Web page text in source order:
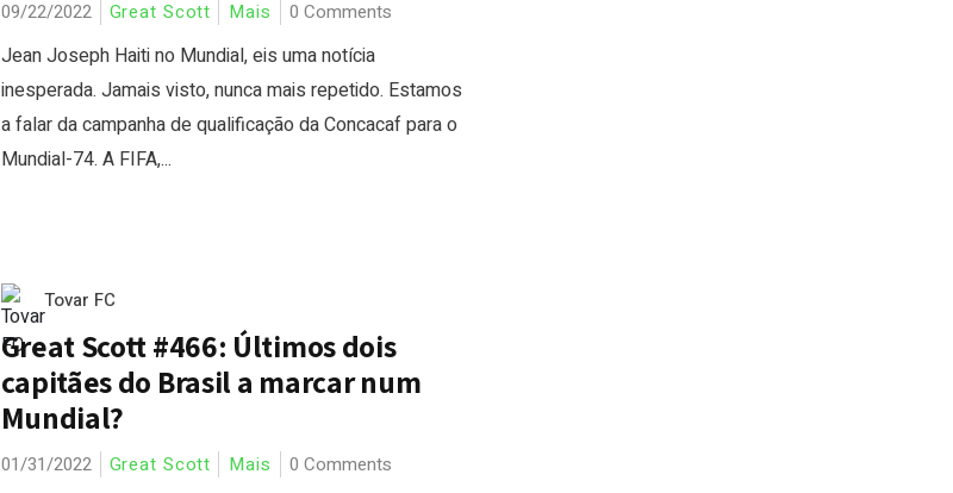
09/22/2022 Great Scott Mais 0 Comments
Jean Joseph Haiti no Mundial, eis uma notícia
inesperada. Jamais visto, nunca mais repetido. Estamos
a falar da campanha de qualificação da Concacaf para o
Mundial-74. A FIFA,...
Tovar FC
Great Scott #466: Últimos dois
capitães do Brasil a marcar num
Mundial?
01/31/2022 Great Scott Mais 0 Comments